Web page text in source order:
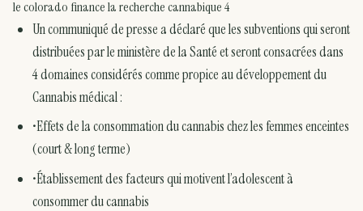
le colorado finance la recherche cannabique 4
Un communiqué de presse a déclaré que les subventions qui seront
distribuées par le ministère de la Santé et seront consacrées dans
4 domaines considérés comme propice au développement du
Cannabis médical :
•Effets de la consommation du cannabis chez les femmes enceintes
(court & long terme)
•Établissement des facteurs qui motivent l’adolescent à
consommer du cannabis